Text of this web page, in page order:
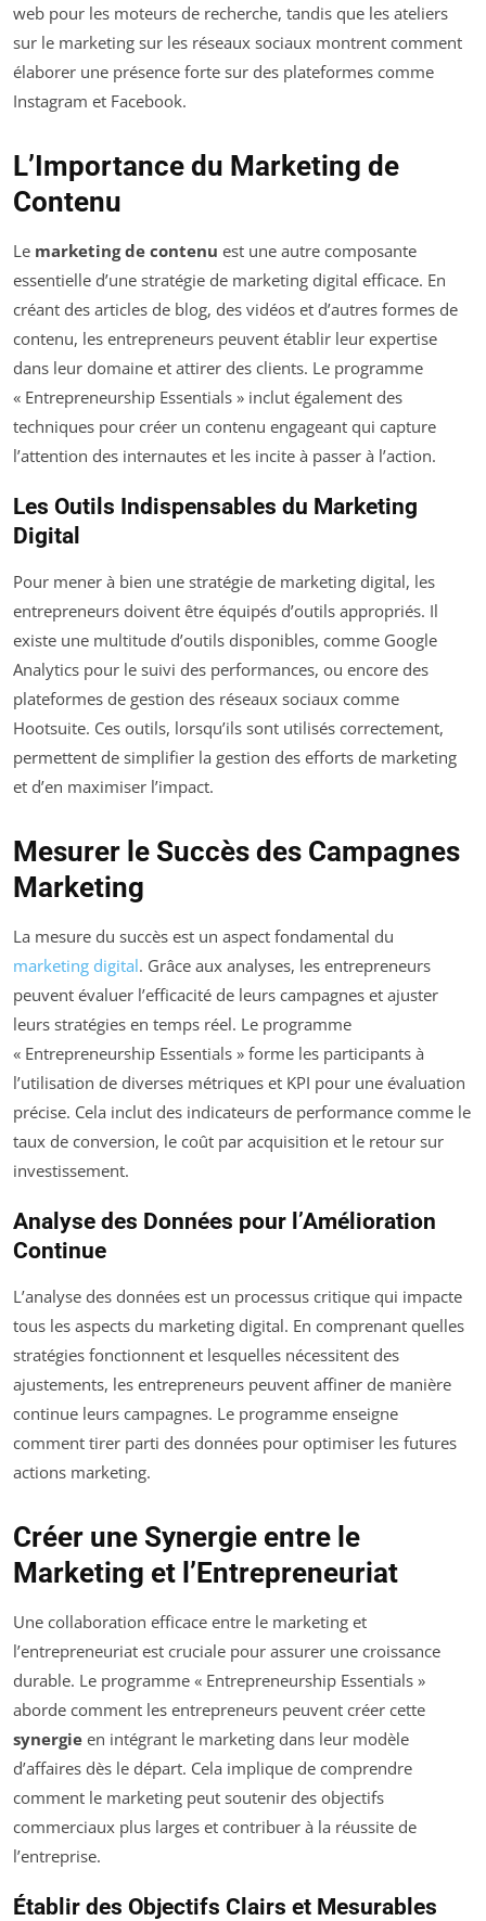
web pour les moteurs de recherche, tandis que les ateliers
sur le marketing sur les réseaux sociaux montrent comment
élaborer une présence forte sur des plateformes comme
Instagram et Facebook.
L’Importance du Marketing de
Contenu
Le marketing de contenu est une autre composante
essentielle d’une stratégie de marketing digital efficace. En
créant des articles de blog, des vidéos et d’autres formes de
contenu, les entrepreneurs peuvent établir leur expertise
dans leur domaine et attirer des clients. Le programme
« Entrepreneurship Essentials » inclut également des
techniques pour créer un contenu engageant qui capture
l’attention des internautes et les incite à passer à l’action.
Les Outils Indispensables du Marketing
Digital
Pour mener à bien une stratégie de marketing digital, les
entrepreneurs doivent être équipés d’outils appropriés. Il
existe une multitude d’outils disponibles, comme Google
Analytics pour le suivi des performances, ou encore des
plateformes de gestion des réseaux sociaux comme
Hootsuite. Ces outils, lorsqu’ils sont utilisés correctement,
permettent de simplifier la gestion des efforts de marketing
et d’en maximiser l’impact.
Mesurer le Succès des Campagnes
Marketing
La mesure du succès est un aspect fondamental du
marketing digital. Grâce aux analyses, les entrepreneurs
peuvent évaluer l’efficacité de leurs campagnes et ajuster
leurs stratégies en temps réel. Le programme
« Entrepreneurship Essentials » forme les participants à
l’utilisation de diverses métriques et KPI pour une évaluation
précise. Cela inclut des indicateurs de performance comme le
taux de conversion, le coût par acquisition et le retour sur
investissement.
Analyse des Données pour l’Amélioration
Continue
L’analyse des données est un processus critique qui impacte
tous les aspects du marketing digital. En comprenant quelles
stratégies fonctionnent et lesquelles nécessitent des
ajustements, les entrepreneurs peuvent affiner de manière
continue leurs campagnes. Le programme enseigne
comment tirer parti des données pour optimiser les futures
actions marketing.
Créer une Synergie entre le
Marketing et l’Entrepreneuriat
Une collaboration efficace entre le marketing et
l’entrepreneuriat est cruciale pour assurer une croissance
durable. Le programme « Entrepreneurship Essentials »
aborde comment les entrepreneurs peuvent créer cette
synergie en intégrant le marketing dans leur modèle
d’affaires dès le départ. Cela implique de comprendre
comment le marketing peut soutenir des objectifs
commerciaux plus larges et contribuer à la réussite de
l’entreprise.
Établir des Objectifs Clairs et Mesurables